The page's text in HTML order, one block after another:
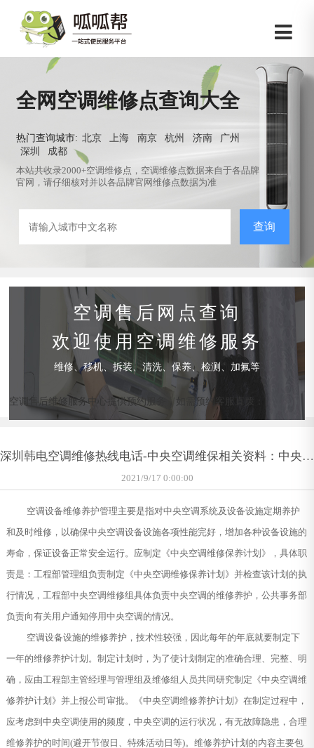
全网空调维修点查询大全
热门查询城市: 北京 上海 南京 杭州 济南
广州
深圳
成都
本站共收录2000+空调维修点，空调维修点数据来自于各品牌
官网，请仔细核对并以各品牌官网维修点数据为准
查询
空调售后网点查询
欢迎使用空调维修服务
维修、移机、拆装、清洗、保养、检测、加氟等
空调售后维修服务中心提供预约服务，如需预约客服直拨：
深圳韩电空调维修热线电话-中央空调维保相关资料：中央空
调维护保养管理
2021/9/17 0:00:00
空调设备维修养护管理主要是指对中央空调系统及设备设施定期养护
和及时维修，以确保中央空调设备设施各项性能完好，增加各种设备设施的
寿命，保证设备正常安全运行。应制定《中央空调维修保养计划》，具体职
责是：工程部管理组负责制定《中央空调维修保养计划》并检查该计划的执
行情况，工程部中央空调维修组具体负责中央空调的维修养护，公共事务部
负责向有关用户通知停用中央空调的情况。
空调设备设施的维修养护，技术性较强，因此每年的年底就要制定下
一年的维修养护计划。制定计划时，为了使计划制定的准确合理、完整、明
确，应由工程部主管经理与管理组及维修组人员共同研究制定《中央空调维
修养护计划》并上报公司审批。《中央空调维修养护计划》在制定过程中，
应考虑到中央空调使用的频度，中央空调的运行状况，有无故障隐患，合理
维修养护的时间(避开节假日、特殊活动日等)。维修养护计划的内容主要包